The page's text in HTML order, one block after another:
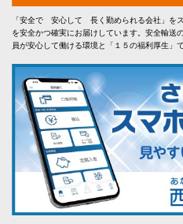
「安全で 安心して 長く勤められる会社」を
を安全かつ確実にお届けしています。安全輸送
員が安心して働ける環境と「１５の福利厚生」